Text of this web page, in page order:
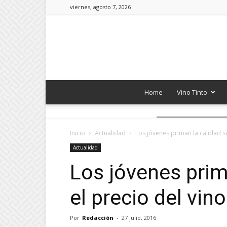
viernes, agosto 7, 2026
Home Vino Tinto
Inicio Actualidad Los jóvenes priman la calidad
Actualidad
Los jóvenes
el precio del vino
Por Redacción - 27 julio, 2016